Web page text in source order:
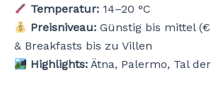
Temperatur: 14–20 °C
Preisniveau: Günstig bis mittel
& Breakfasts bis zu Villen
Highlights: Ätna, Palermo, Tal